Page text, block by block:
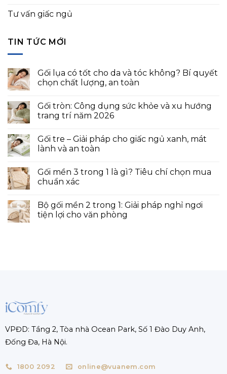
Tư vấn giấc ngủ
TIN TỨC MỚI
Gối lụa có tốt cho da và tóc không? Bí quyết
chọn chất lượng, an toàn
Gối tròn: Công dụng sức khỏe và xu hướng
trang trí năm 2026
Gối tre – Giải pháp cho giấc ngủ xanh, mát
lành và an toàn
Gối mền 3 trong 1 là gì? Tiêu chí chọn mua
chuẩn xác
Bộ gối mền 2 trong 1: Giải pháp nghỉ ngơi
tiện lợi cho văn phòng
VPĐD: Tầng 2, Tòa nhà Ocean Park, Số 1 Đào Duy Anh,
Đống Đa, Hà Nội.
1800 2092 online@vuanem.com